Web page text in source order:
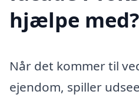
hjælpe med?
Når det kommer til
ejendom, spiller